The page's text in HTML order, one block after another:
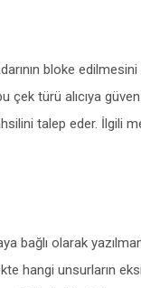
bloke
çek türü alıcıya
talep eder. İlgili
bağlı olarak
hangi unsurların